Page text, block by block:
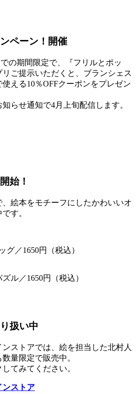
ペーン！開催
の期間限定で、『フリルとポッ
ご提示いただくと、ブランシェス
える10％OFFクーポンをプレゼン
らせ通知で4月上旬配信します。
始！
絵本をモチーフにしたかわいいオ
す。
グ／1650円（税込）
ル／1650円（税込）
扱い中
ストアでは、絵を担当した北村人
量限定で販売中。
てみてください。
ンストア